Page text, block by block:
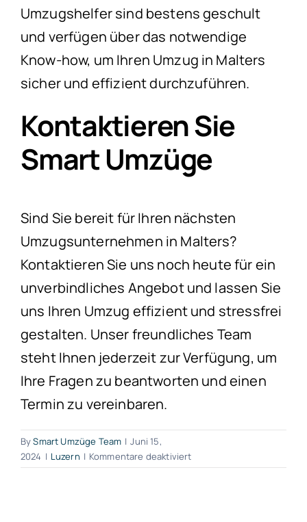
Umzugshelfer sind bestens geschult
und verfügen über das notwendige
Know-how, um Ihren Umzug in Malters
sicher und effizient durchzuführen.
Kontaktieren Sie
Smart Umzüge
Sind Sie bereit für Ihren nächsten
Umzugsunternehmen in Malters?
Kontaktieren Sie uns noch heute für ein
unverbindliches Angebot und lassen Sie
uns Ihren Umzug effizient und stressfrei
gestalten. Unser freundliches Team
steht Ihnen jederzeit zur Verfügung, um
Ihre Fragen zu beantworten und einen
Termin zu vereinbaren.
BySmart Umzüge Team | Juni 15,
2024 | Luzern | Kommentare deaktiviertfür
Umzugsunternehmen